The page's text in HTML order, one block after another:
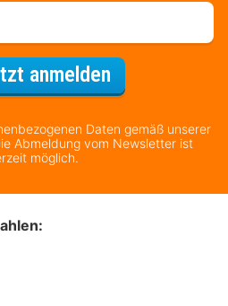
anmeldenFür den
Daten gemäß unserer
Abmeldung vom Newsletter ist
möglich.